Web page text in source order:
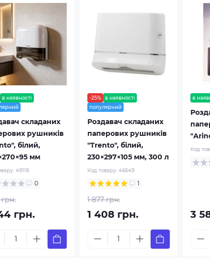
в наявності
складаних
рушників
білий,
мм
49118
0
грн.
грн.
-25%
в наявності
популярний
Роздавач складаних
паперових рушників
"Trento", білий,
230×297×105 мм, 300 л
Код товару: 46649
1
1 877 грн.
1 408 грн.
в
Код
3